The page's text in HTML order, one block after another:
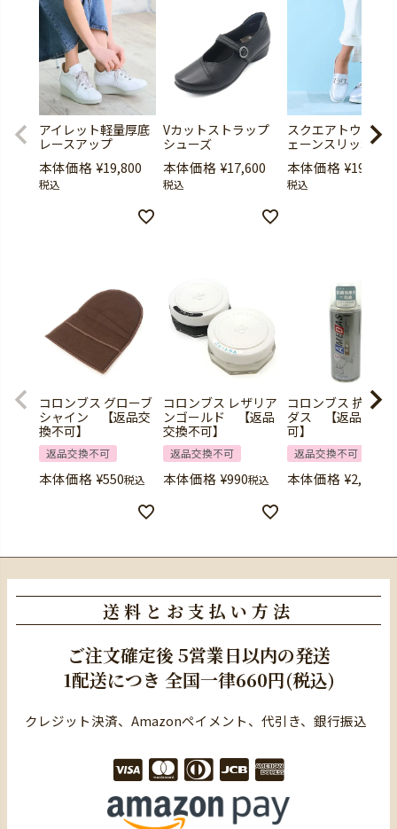
アイレット軽量厚底
レースアップ
本体価格 ¥19,800
税込
Vカットストラップ
シューズ
本体価格 ¥17,600
税込
スクエアトウ厚底
ェーンスリッポン
本体価格 ¥19,800
税込
コロンブス グローブ
シャイン 【返品交
換不可】
返品交換不可
本体価格 ¥550税込
コロンブス レザリア
ンゴールド 【返品
交換不可】
返品交換不可
本体価格 ¥990税込
コロンブス 抗菌ア
ダス 【返品交換
可】
返品交換不可
本体価格 ¥2,420
送料とお支払い方法
ご注文確定後5営業日以内の発送
1配送につき 全国一律660円(税込)
クレジット決済、Amazonペイメント、代引き、銀行振込